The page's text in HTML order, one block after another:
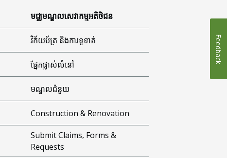
មជ្ឈមណ្ឌលសេវាកម្មអតិថិជន
វិក័យប័ត្រ និងការទូទាត់
ផ្នែកផ្លាស់លំនៅ
មណ្ឌលជំនួយ
Construction & Renovation
Submit Claims, Forms &
Requests
Feedback